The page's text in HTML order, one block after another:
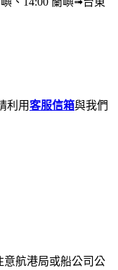
利用客服信箱與我們
意航港局或船公司公